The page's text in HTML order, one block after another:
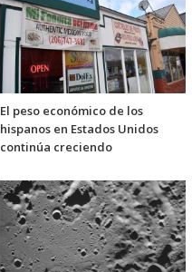
El peso económico de los
hispanos en Estados Unidos
continúa creciendo